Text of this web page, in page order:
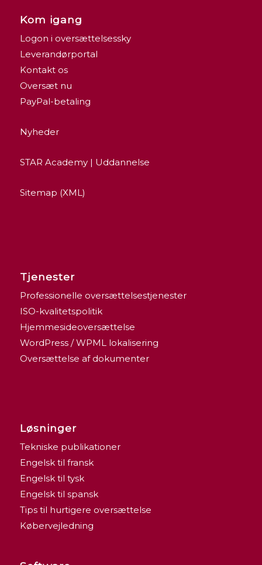
Kom igang
Logon i oversættelsessky
Leverandørportal
Kontakt os
Oversæt nu
PayPal-betaling
Nyheder
STAR Academy | Uddannelse
Sitemap (XML)
Tjenester
Professionelle oversættelsestjenester
ISO-kvalitetspolitik
Hjemmesideoversættelse
WordPress / WPML lokalisering
Oversættelse af dokumenter
Løsninger
Tekniske publikationer
Engelsk til fransk
Engelsk til tysk
Engelsk til spansk
Tips til hurtigere oversættelse
Købervejledning